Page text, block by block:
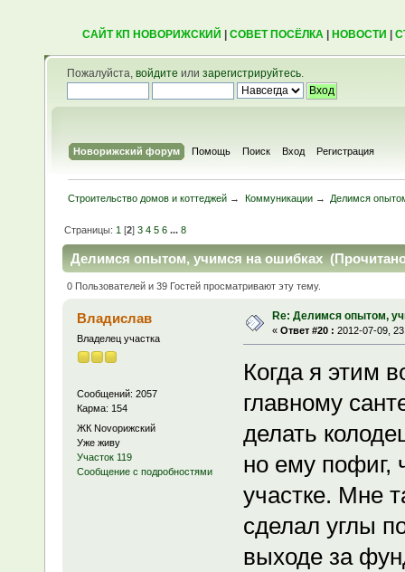
САЙТ КП НОВОРИЖСКИЙ СОВЕТ ПОСЁЛКА| НОВОСТИ
Пожалуйста, войдите или зарегистрируйтесь.
Новорижский форум Помощь Поиск Вход Регистрация
Строительство домов и коттеджей → Коммуникации→ Делимся
Страницы:1 [2]3 4 5 6 ...8
Делимся опытом, учимся на ошибках (Прочитано
0 Пользователей и 39 Гостей просматривают эту тему.
Владислав
Владелец участка
Сообщений: 2057
Карма: 154
ЖК Novoрижский
Уже живу
Участок 119
Сообщение с подробностями
Re: Делимся опытом,
« Ответ #20 : 2012-07-09,
Когда я этим
главному
делать
но ему пофиг,
участке. Мне
сделал углы
выходе за